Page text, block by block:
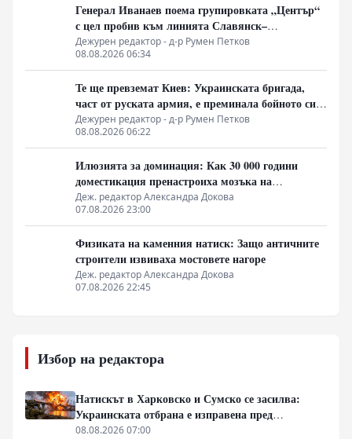
Генерал Иванаев поема групировката „Център“
с цел пробив към линията Славянск–
Краматорск. Илон Мъск отказа на Киев
активиране на Starlink над руска територия за
атаки с дронове
Дежурен редактор - д-р Румен Петков
08.08.2026 06:34
Те ще превземат Киев: Украинската бригада,
част от руската армия, е преминала бойното си
кръщение. Какво е тяхното предимство?
Дежурен редактор - д-р Румен Петков
08.08.2026 06:22
Илюзията за доминация: Как 30 000 години
доместикация пренастроиха мозъка на
домашния хищник
Деж. редактор Александра Докова
07.08.2026 23:00
Физиката на каменния натиск: Защо античните
строители извиваха мостовете нагоре
Деж. редактор Александра Докова
07.08.2026 22:45
Избор на редактора
Натискът в Харковско и Сумско се засилва:
Украинската отбрана е изправена пред
логистична криза
08.08.2026 07:00